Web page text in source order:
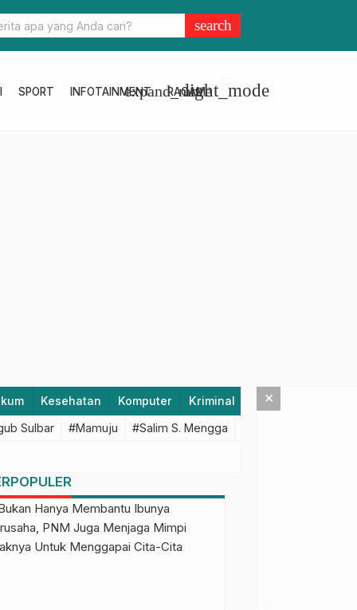
Dukung Pencanangan Zona WBK di Polres Pasangkayu
search
SPORT INFOTAINMENT RAGAM
expand_morelight_mode
Kesehatan Komputer Kriminal Lifestyle
Sulbar #Mamuju #Salim S. Mengga
×